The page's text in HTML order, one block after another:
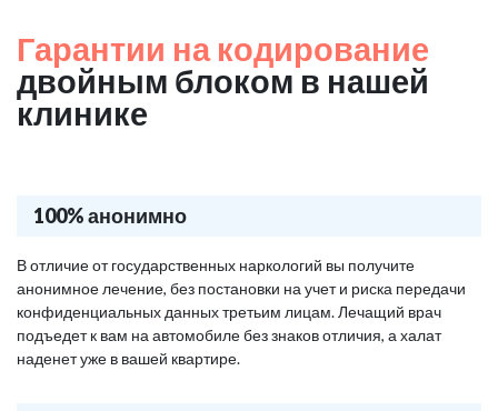
Гарантии на кодирование
двойным блоком в нашей
клинике
100% анонимно
В отличие от государственных наркологий вы получите
анонимное лечение, без постановки на учет и риска передачи
конфиденциальных данных третьим лицам. Лечащий врач
подъедет к вам на автомобиле без знаков отличия, а халат
наденет уже в вашей квартире.